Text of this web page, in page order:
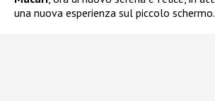
una nuova esperienza sul piccolo schermo.